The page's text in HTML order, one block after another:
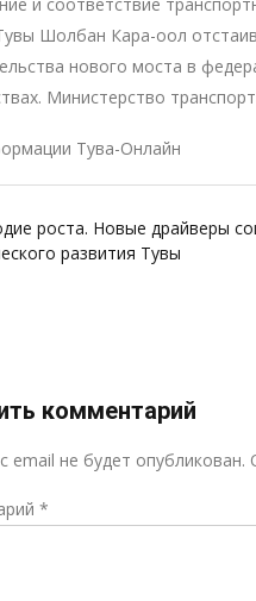
Шолбан Кара-оол
нового моста в
Министерство
Тува-Онлайн
роста. Новые драйверы
развития Тувы
комментарий
email не будет опубликован.
*